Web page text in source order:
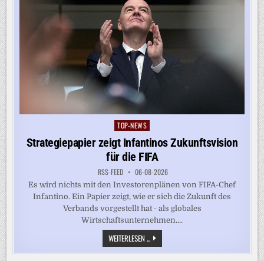
Posted
TOP-NEWS
Strategiepapier zeigt Infantinos Zukunftsvision
für die FIFA
RSS-FEED 06-08-2026
Es wird nichts mit den Investorenplänen von FIFA-Chef
Infantino. Ein Papier zeigt, wie er sich die Zukunft des
Verbands vorgestellt hat - als globales
Wirtschaftsunternehmen....
WEITERLESEN ... STRATEGIEPAPIER
ZEIGT
INFANTINOS